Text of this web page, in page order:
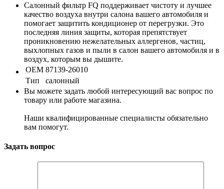
Салонный фильтр FQ поддерживает чистоту и лучшее
качество воздуха внутри салона вашего автомобиля и
помогает защитить кондиционер от перегрузки. Это
последняя линия защиты, которая препятствует
проникновению нежелательных аллергенов, частиц,
выхлопных газов и пыли в салон вашего автомобиля и в
воздух, которым вы дышите.
OEM 87139-26010
Тип
салонный
Вы можете задать любой интересующий вас вопрос по
товару или работе магазина.
Наши квалифицированные специалисты обязательно
вам помогут.
Задать вопрос